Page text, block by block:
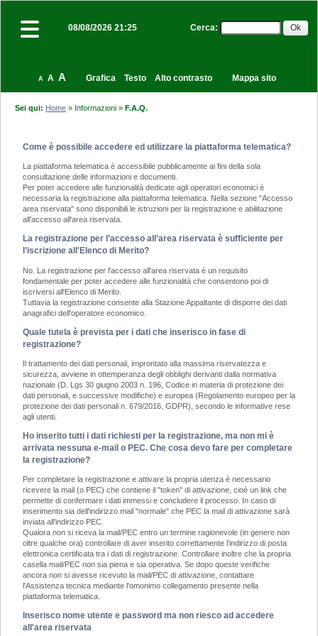
08/08/2026 21:25 Cerca:
A A A Grafica Testo Alto contrasto Mappa sito
Sei qui: Home » Informazioni »F.A.Q.
Come è possibile accedere ed utilizzare la piattaforma telematica?
La piattaforma telematica è accessibile pubblicamente ai fini della sola
consultazione delle informazioni e documenti.
Per poter accedere alle funzionalità dedicate agli operatori economici è
necessaria la registrazione alla piattaforma telematica. Nella sezione "Accesso
area riservata" sono disponibili le istruzioni per la registrazione e abilitazione
all'accesso all'area riservata.
La registrazione per l’accesso all’area riservata è sufficiente per
l’iscrizione all'Elenco di Merito?
No. La registrazione per l'accesso all'area riservata è un requisito
fondamentale per poter accedere alle funzionalità che consentono poi di
iscriversi all'Elenco di Merito.
Tuttavia la registrazione consente alla Stazione Appaltante di disporre dei dati
anagrafici dell'operatore economico.
Quale tutela è prevista per i dati che inserisco in fase di
registrazione?
Il trattamento dei dati personali, improntato alla massima riservatezza e
sicurezza, avviene in ottemperanza degli obblighi derivanti dalla normativa
nazionale (D. Lgs 30 giugno 2003 n. 196, Codice in materia di protezione dei
dati personali, e successive modifiche) e europea (Regolamento europeo per la
protezione dei dati personali n. 679/2016, GDPR), secondo le informative rese
agli utenti.
Ho inserito tutti i dati richiesti per la registrazione, ma non mi è
arrivata nessuna e-mail o PEC. Che cosa devo fare per completare
la registrazione?
Per completare la registrazione e attivare la propria utenza è necessario
ricevere la mail (o PEC) che contiene il "token" di attivazione, cioè un link che
permette di confermare i dati immessi e concludere il processo. In caso di
inserimento sia dell'indirizzo mail "normale" che PEC la mail di attivazione sarà
inviata all'indirizzo PEC.
Qualora non si riceva la mail/PEC entro un termine ragionevole (in genere non
oltre qualche ora) controllare di aver inserito correttamente l’indirizzo di posta
elettronica certificata tra i dati di registrazione. Controllare inoltre che la propria
casella mail/PEC non sia piena e sia operativa. Se dopo queste verifiche
ancora non si avesse ricevuto la mail/PEC di attivazione, contattare
l'Assistenza tecnica mediante l'omonimo collegamento presente nella
piattaforma telematica.
Inserisco nome utente e password ma non riesco ad accedere
all'area riservata